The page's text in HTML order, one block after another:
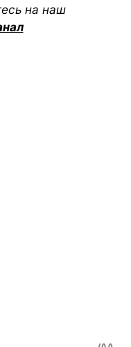
на наш